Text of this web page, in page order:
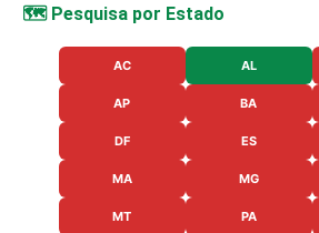
🗺️ Pesquisa por Estado
AC AL
AP BA
DF ES
MA MG
MT PA